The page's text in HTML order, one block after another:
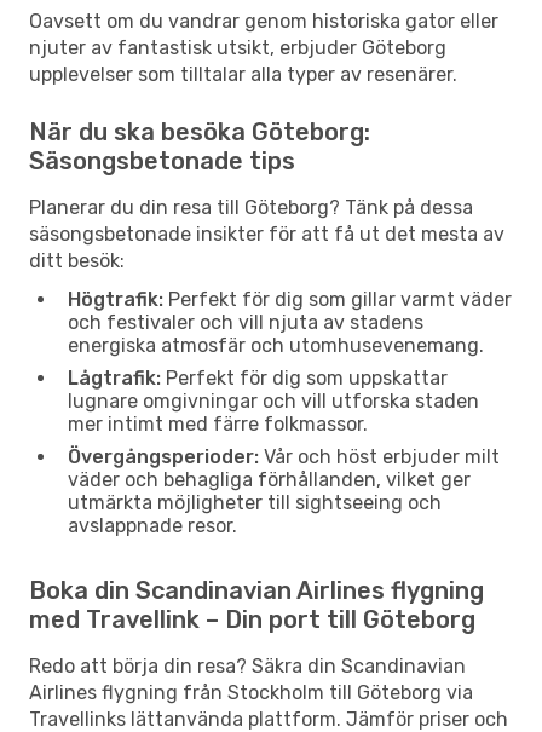
Oavsett om du vandrar genom historiska gator eller
njuter av fantastisk utsikt, erbjuder Göteborg
upplevelser som tilltalar alla typer av resenärer.
När du ska besöka Göteborg:
Säsongsbetonade tips
Planerar du din resa till Göteborg? Tänk på dessa
säsongsbetonade insikter för att få ut det mesta av
ditt besök:
Högtrafik: Perfekt för dig som gillar varmt väder
och festivaler och vill njuta av stadens
energiska atmosfär och utomhusevenemang.
Lågtrafik: Perfekt för dig som uppskattar
lugnare omgivningar och vill utforska staden
mer intimt med färre folkmassor.
Övergångsperioder: Vår och höst erbjuder milt
väder och behagliga förhållanden, vilket ger
utmärkta möjligheter till sightseeing och
avslappnade resor.
Boka din Scandinavian Airlines flygning
med Travellink – Din port till Göteborg
Redo att börja din resa? Säkra din Scandinavian
Airlines flygning från Stockholm till Göteborg via
Travellinks lättanvända plattform. Jämför priser och